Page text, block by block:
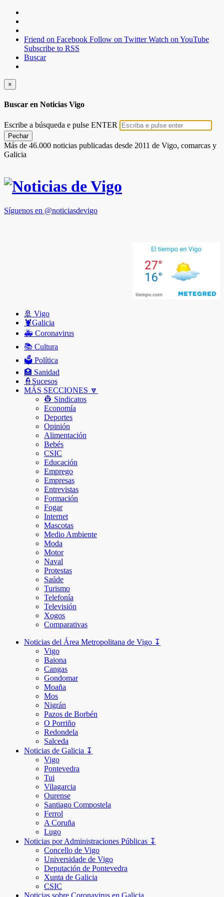
Friend on Facebook Follow on Twitter Watch on YouTube
Subscribe to RSS
Buscar
×
Buscar en Noticias Vigo
Escribe a búsqueda e pulse ENTER
Pechar
Más de 46.000 noticias publicadas desde 2011 de Vigo, comarcas y
Galicia
Síguenos en @noticiasdevigo
🚢 Vigo
🦞️Galicia
🚑 Coronavirus
📚 Cultura
🗳️ Política
🏥 Sanidad
👮Sucesos
MÁS SECCIONES 🔽
👷 Sindicatos
Economía
Deportes
Opinión
Alimentación
Bebés
CSIC
Educación
Emprego
Empresas
Entrevistas
Formación
Fogar
Internet
Mascotas
Medio Ambiente
Moda
Motor
Naval
Protestas
Saúde
Turismo
Telefonía
Televisión
Xogos
Comparativas
Noticias del Área Metropolitana de Vigo ↧
Vigo
Baiona
Cangas
Gondomar
Moaña
Mos
Nigrán
Pazos de Borbén
O Porriño
Redondela
Salceda
Noticias de Galicia ↧
Vigo
Pontevedra
Tui
Vilagarcia
Ourense
Santiago Compostela
Ferrol
A Coruña
Lugo
Noticias por Administraciones Públicas ↧
Concello de Vigo
Universidade de Vigo
Deputación de Pontevedra
Xunta de Galicia
CSIC